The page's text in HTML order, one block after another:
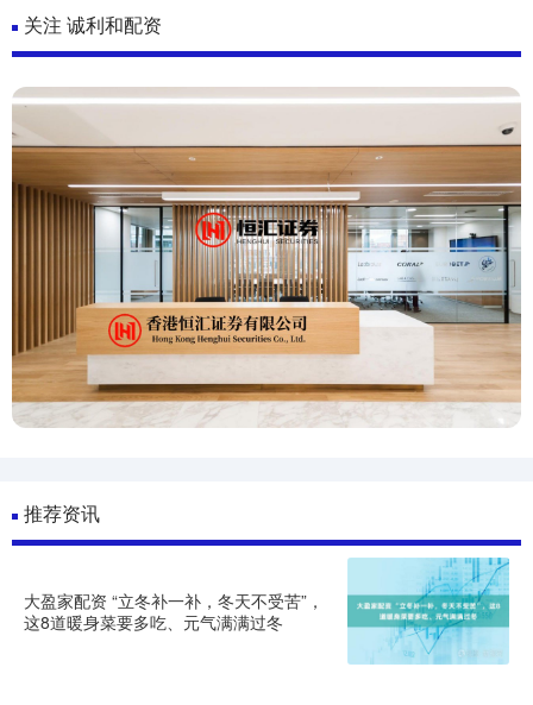
关注 诚利和配资
推荐资讯
大盈家配资 “立冬补一补，冬天不受苦”，
这8道暖身菜要多吃、元气满满过冬